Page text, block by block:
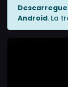
Android. La